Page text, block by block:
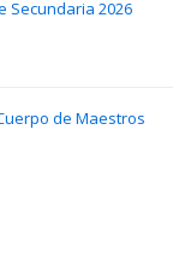
Secundaria 2026
de Maestros